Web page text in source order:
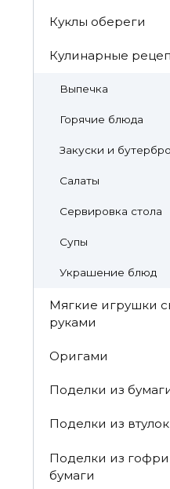
Куклы обереги
Кулинарные
Выпечка
Горячие блюда
Закуски и
Салаты
Сервировка стола
Супы
Украшение блюд
Мягкие игрушки
руками
Оригами
Поделки из
Поделки из втулок
Поделки из
бумаги